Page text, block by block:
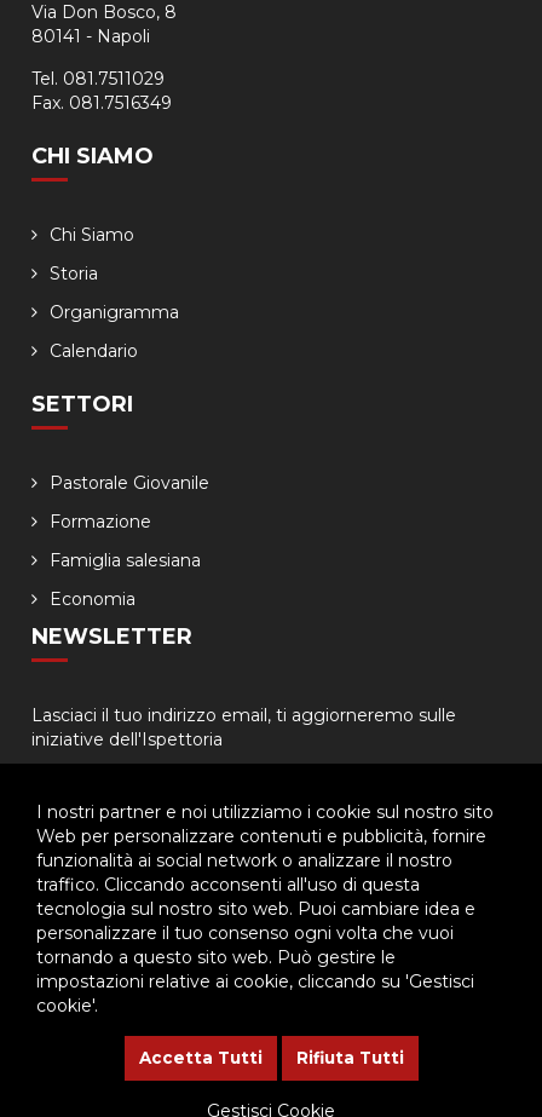
I nostri partner e noi utilizziamo i cookie sul nostro sito
Web per personalizzare contenuti e pubblicità, fornire
funzionalità ai social network o analizzare il nostro
traffico. Cliccando acconsenti all'uso di questa
tecnologia sul nostro sito web. Puoi cambiare idea e
personalizzare il tuo consenso ogni volta che vuoi
tornando a questo sito web. Può gestire le
impostazioni relative ai cookie, cliccando su 'Gestisci
cookie'.
Accetta Tutti Rifiuta Tutti
Gestisci Cookie
Via Don Bosco, 8
80141 - Napoli
Tel. 081.7511029
Fax. 081.7516349
CHI SIAMO
Chi Siamo
Storia
Organigramma
Calendario
SETTORI
Pastorale Giovanile
Formazione
Famiglia salesiana
Economia
NEWSLETTER
Lasciaci il tuo indirizzo email, ti aggiorneremo sulle
iniziative dell'Ispettoria
© 2026 - Ispettoria Salesiana Meridionale - All rights reserved. | P.IVA
80057280630 |
Privacy & Cookie Policy - Gestisci Cookie
Questo plugin utilizza cookie per raccogliere dati e cookie di
terze parti per migliorare l'esperienza utente. Per visualizzare il
plugin è necessario dare il consenso.